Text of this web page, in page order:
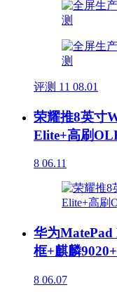
评测 11 08.01
荣耀推8英寸
Elite+高刷
8 06.11
华为
框+麒麟
8 06.07